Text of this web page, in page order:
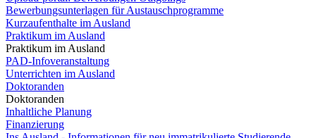
Bewerbungsunterlagen für Austauschprogramme
Kurzaufenthalte im Ausland
Praktikum im Ausland
Praktikum im Ausland
PAD-Infoveranstaltung
Unterrichten im Ausland
Doktoranden
Doktoranden
Inhaltliche Planung
Finanzierung